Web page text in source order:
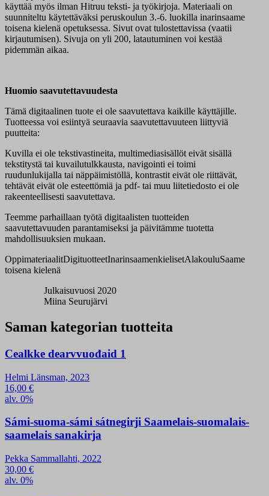
käyttää myös ilman Hitruu teksti- ja työkirjoja. Materiaali on
suunniteltu käytettäväksi peruskoulun 3.-6. luokilla inarinsaame
toisena kielenä opetuksessa. Sivut ovat tulostettavissa (vaatii
kirjautumisen). Sivuja on yli 200, latautuminen voi kestää
pidemmän aikaa.
Huomio saavutettavuudesta
Tämä digitaalinen tuote ei ole saavutettava kaikille käyttäjille.
Tuotteessa voi esiintyä seuraavia saavutettavuuteen liittyviä
puutteita:
Kuvilla ei ole tekstivastineita, multimediasisällöt eivät sisällä
tekstitystä tai kuvailutulkkausta, navigointi ei toimi
ruudunlukijalla tai näppäimistöllä, kontrastit eivät ole riittävät,
tehtävät eivät ole esteettömiä ja pdf- tai muu liitetiedosto ei ole
rakeenteellisesti saavutettava.
Teemme parhaillaan työtä digitaalisten tuotteiden
saavutettavuuden parantamiseksi ja päivitämme tuotetta
mahdollisuuksien mukaan.
OppimateriaalitDigituotteetInarinsaamenkielisetAlakouluSaame
toisena kielenä
Julkaisuvuosi 2020
Miina Seurujärvi
Saman kategorian tuotteita
Cealkke dearvvuođaid 1
Helmi Länsman, 2023
16,00 €
alv. 0%
Sámi-suoma-sámi sátnegirji Saamelais-suomalais-
saamelais sanakirja
Pekka Sammallahti, 2022
30,00 €
alv. 0%